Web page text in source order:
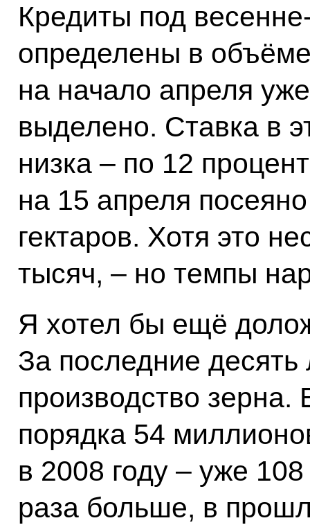
Кредиты под
определены в
на начало апреля
выделено. Ставка в
низка – по 12
на 15 апреля
гектаров. Хотя это
тысяч, – но темпы
Я хотел бы ещё
За последние десять
производство
порядка 54
в 2008 году – уже
раза больше, в